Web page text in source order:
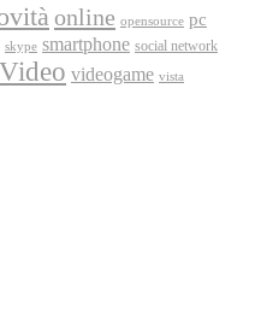
online opensource pc
skype smartphone social network
Video videogame vista